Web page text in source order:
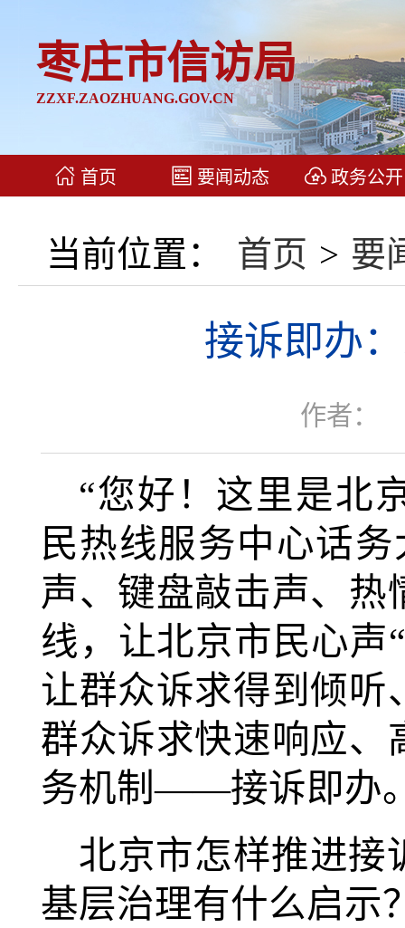
枣庄市信访局
ZZXF.ZAOZHUANG.GOV.CN
首页 要闻动态 政务公开
当前位置： 首页 > 要
接诉即办
作者：
“您好！这里是北
民热线服务中心话
声、键盘敲击声、
线，让北京市民心声
让群众诉求得到倾听
群众诉求快速响应、
务机制——接诉即办
北京市怎样推进接
基层治理有什么启示